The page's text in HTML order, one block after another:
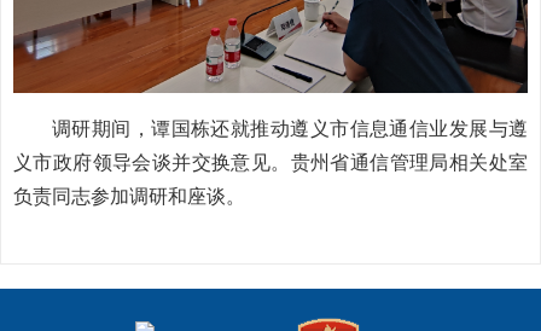
调研期间，谭国栋还就推动遵义市信息通信业发展与遵
义市政府领导会谈并交换意见。贵州省通信管理局相关处室
负责同志参加调研和座谈。